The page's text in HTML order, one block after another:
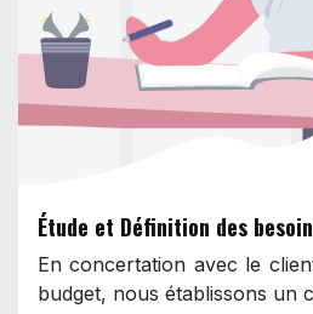
Étude et Définition des
En concertation avec le
budget, nous établissons un